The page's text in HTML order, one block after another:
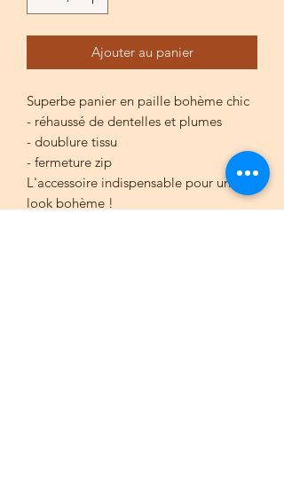
Ajouter au panier
Superbe panier en paille bohème chic
- réhaussé de dentelles et plumes
- doublure tissu
- fermeture zip
L'accessoire indispensable pour un
look bohème !